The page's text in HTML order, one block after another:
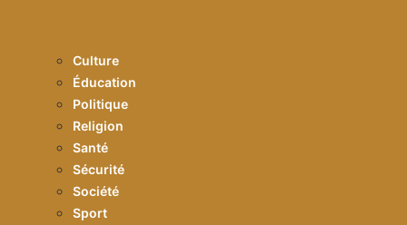
Culture
Éducation
Politique
Religion
Santé
Sécurité
Société
Sport